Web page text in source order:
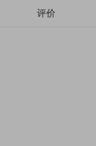
评价